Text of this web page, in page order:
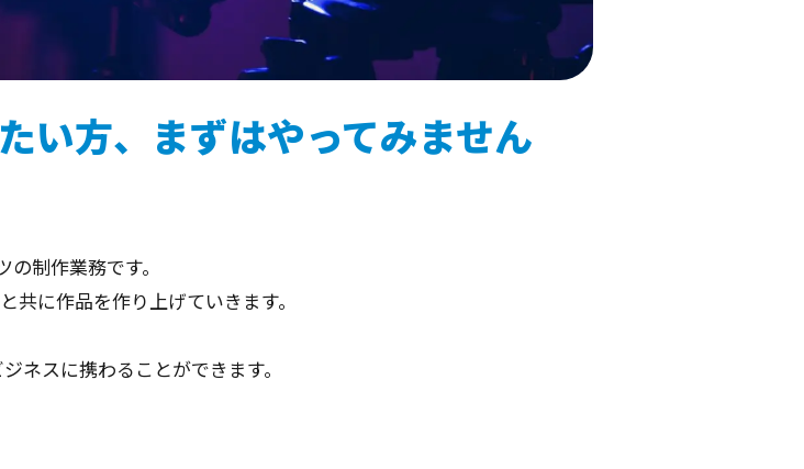
い方、まずはやってみません
制作業務です。
共に作品を作り上げていきます。
ネスに携わることができます。